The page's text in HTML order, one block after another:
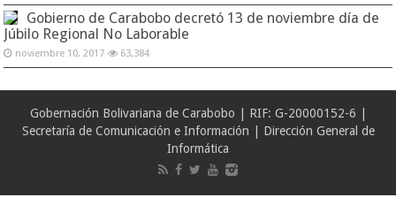
Gobierno de Carabobo decretó 13 de noviembre día de
Júbilo Regional No Laborable
noviembre 10, 2017 63,384
Gobernación Bolivariana de Carabobo | RIF: G-20000152-6 |
Secretaría de Comunicación e Información | Dirección General de
Informática